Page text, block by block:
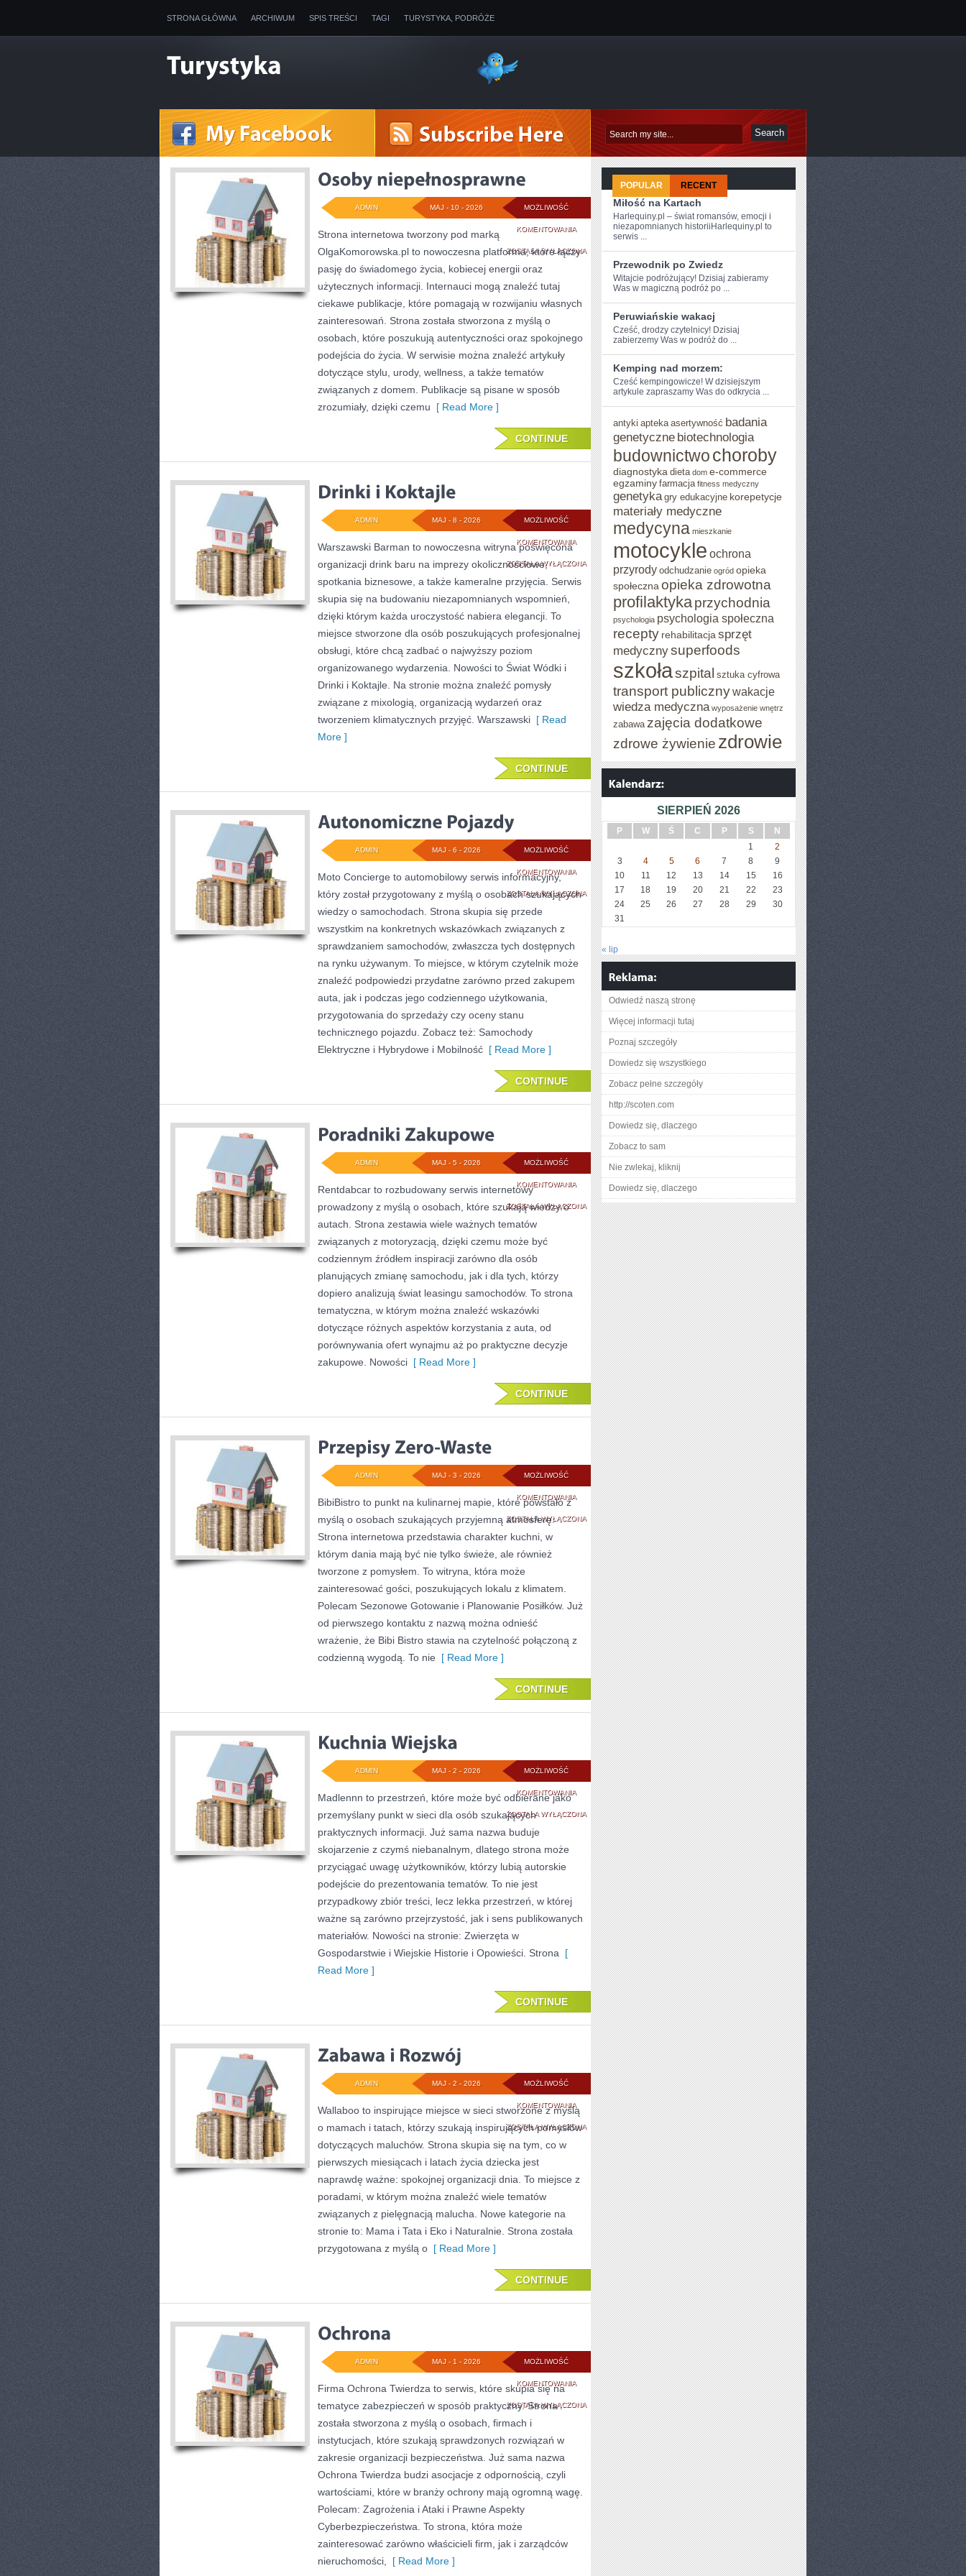
STRONA GŁÓWNA ARCHIWUM SPIS TREŚCI TAGI TURYSTYKA, PODRÓŻE
MOŻLIWOŚĆ
KOMENTOWANIAOSOBY
NIEPEŁNOSPRAWNE
ZOSTAŁA WYŁĄCZONA
MAJ - 10 - 2026
ADMIN
Strona internetowa tworzony pod marką
OlgaKomorowska.pl to nowoczesna platforma, które łączy
pasję do świadomego życia, kobiecej energii oraz
użytecznych informacji. Internauci mogą znaleźć tutaj
ciekawe publikacje, które pomagają w rozwijaniu własnych
zainteresowań. Strona została stworzona z myślą o
osobach, które poszukują autentyczności oraz spokojnego
podejścia do życia. W serwisie można znaleźć artykuły
dotyczące stylu, urody, wellness, a także tematów
związanych z domem. Publikacje są pisane w sposób
zrozumiały, dzięki czemu [ Read More ]
CONTINUE
MOŻLIWOŚĆ
KOMENTOWANIADRINKI
I
KOKTAJLE
ZOSTAŁA WYŁĄCZONA
MAJ - 8 - 2026
ADMIN
Warszawski Barman to nowoczesna witryna poświęcona
organizacji drink baru na imprezy okolicznościowe,
spotkania biznesowe, a także kameralne przyjęcia. Serwis
skupia się na budowaniu niezapomnianych wspomnień,
dzięki którym każda uroczystość nabiera elegancji. To
miejsce stworzone dla osób poszukujących profesjonalnej
obsługi, które chcą zadbać o najwyższy poziom
organizowanego wydarzenia. Nowości to Świat Wódki i
Drinki i Koktajle. Na stronie można znaleźć pomysły
związane z mixologią, organizacją wydarzeń oraz
tworzeniem klimatycznych przyjęć. Warszawski [ Read
More ]
CONTINUE
MOŻLIWOŚĆ
KOMENTOWANIAAUTONOMICZNE
POJAZDY
ZOSTAŁA WYŁĄCZONA
MAJ - 6 - 2026
ADMIN
Moto Concierge to automobilowy serwis informacyjny,
który został przygotowany z myślą o osobach szukających
wiedzy o samochodach. Strona skupia się przede
wszystkim na konkretnych wskazówkach związanych z
sprawdzaniem samochodów, zwłaszcza tych dostępnych
na rynku używanym. To miejsce, w którym czytelnik może
znaleźć podpowiedzi przydatne zarówno przed zakupem
auta, jak i podczas jego codziennego użytkowania,
przygotowania do sprzedaży czy oceny stanu
technicznego pojazdu. Zobacz też: Samochody
Elektryczne i Hybrydowe i Mobilność [ Read More ]
CONTINUE
MOŻLIWOŚĆ
KOMENTOWANIAPORADNIKI
ZAKUPOWE
ZOSTAŁA WYŁĄCZONA
MAJ - 5 - 2026
ADMIN
Rentdabcar to rozbudowany serwis internetowy
prowadzony z myślą o osobach, które szukają wiedzy o
autach. Strona zestawia wiele ważnych tematów
związanych z motoryzacją, dzięki czemu może być
codziennym źródłem inspiracji zarówno dla osób
planujących zmianę samochodu, jak i dla tych, którzy
dopiero analizują świat leasingu samochodów. To strona
tematyczna, w którym można znaleźć wskazówki
dotyczące różnych aspektów korzystania z auta, od
porównywania ofert wynajmu aż po praktyczne decyzje
zakupowe. Nowości [ Read More ]
CONTINUE
MOŻLIWOŚĆ
KOMENTOWANIAPRZEPISY
ZERO-
WASTE
ZOSTAŁA WYŁĄCZONA
MAJ - 3 - 2026
ADMIN
BibiBistro to punkt na kulinarnej mapie, które powstało z
myślą o osobach szukających przyjemną atmosferę.
Strona internetowa przedstawia charakter kuchni, w
którym dania mają być nie tylko świeże, ale również
tworzone z pomysłem. To witryna, która może
zainteresować gości, poszukujących lokalu z klimatem.
Polecam Sezonowe Gotowanie i Planowanie Posiłków. Już
od pierwszego kontaktu z nazwą można odnieść
wrażenie, że Bibi Bistro stawia na czytelność połączoną z
codzienną wygodą. To nie [ Read More ]
CONTINUE
MOŻLIWOŚĆ
KOMENTOWANIAKUCHNIA
WIEJSKA
ZOSTAŁA WYŁĄCZONA
MAJ - 2 - 2026
ADMIN
Madlennn to przestrzeń, które może być odbierane jako
przemyślany punkt w sieci dla osób szukających
praktycznych informacji. Już sama nazwa buduje
skojarzenie z czymś niebanalnym, dlatego strona może
przyciągać uwagę użytkowników, którzy lubią autorskie
podejście do prezentowania tematów. To nie jest
przypadkowy zbiór treści, lecz lekka przestrzeń, w której
ważne są zarówno przejrzystość, jak i sens publikowanych
materiałów. Nowości na stronie: Zwierzęta w
Gospodarstwie i Wiejskie Historie i Opowieści. Strona [
Read More ]
CONTINUE
MOŻLIWOŚĆ
KOMENTOWANIAZABAWA
I
ROZWÓJ
ZOSTAŁA WYŁĄCZONA
MAJ - 2 - 2026
ADMIN
Wallaboo to inspirujące miejsce w sieci stworzone z myślą
o mamach i tatach, którzy szukają inspirujących pomysłów
dotyczących maluchów. Strona skupia się na tym, co w
pierwszych miesiącach i latach życia dziecka jest
naprawdę ważne: spokojnej organizacji dnia. To miejsce z
poradami, w którym można znaleźć wiele tematów
związanych z pielęgnacją malucha. Nowe kategorie na
stronie to: Mama i Tata i Eko i Naturalnie. Strona została
przygotowana z myślą o [ Read More ]
CONTINUE
MOŻLIWOŚĆ
KOMENTOWANIAOCHRONA
ZOSTAŁA WYŁĄCZONA
MAJ - 1 - 2026
ADMIN
Firma Ochrona Twierdza to serwis, które skupia się na
tematyce zabezpieczeń w sposób praktyczny. Strona
została stworzona z myślą o osobach, firmach i
instytucjach, które szukają sprawdzonych rozwiązań w
zakresie organizacji bezpieczeństwa. Już sama nazwa
Ochrona Twierdza budzi asocjacje z odpornością, czyli
wartościami, które w branży ochrony mają ogromną wagę.
Polecam: Zagrożenia i Ataki i Prawne Aspekty
Cyberbezpieczeństwa. To strona, która może
zainteresować zarówno właścicieli firm, jak i zarządców
nieruchomości,
[ Read More ]
POPULAR RECENT
Miłość na Kartach
Harlequiny.pl – świat romansów, emocji i
niezapomnianych historiiHarlequiny.pl to
serwis ...
Przewodnik po Zwiedz
Witajcie podróżujący! ‍Dzisiaj ⁣zabieramy
Was w magiczną podróż po ...
Peruwiańskie wakacj
Cześć, ⁢drodzy czytelnicy! Dzisiaj⁢
zabierzemy Was w podróż do‌ ...
Kemping nad morzem:
Cześć kempingowicze! W dzisiejszym
artykule zapraszamy‌ Was do odkrycia‍ ...
antyki apteka asertywność badania
genetyczne biotechnologia
budownictwochoroby
diagnostyka dieta dom e-commerce
egzaminy farmacja fitness medyczny
genetyka gry edukacyjne korepetycje
materiały medyczne
medycyna mieszkanie
motocykle ochrona
przyrody odchudzanie ogród opieka
społeczna opieka zdrowotna
profilaktykaprzychodnia
psychologia psychologia społeczna
recepty rehabilitacja sprzęt
medycznysuperfoods
szkołaszpital sztuka cyfrowa
transport publicznywakacje
wiedza medyczna wyposażenie wnętrz
zabawa zajęcia dodatkowe
zdrowe żywienie zdrowie
SIERPIEŃ 2026
P W Ś C P S
N
1
2
3
4 5 6 7 8
9
10
11 12 13 14 15
16
17
18 19 20 21 22
23
24
25 26 27 28 29
30
31
« lip
Odwiedź naszą stronę
Więcej informacji tutaj
Poznaj szczegóły
Dowiedz się wszystkiego
Zobacz pełne szczegóły
http://scoten.com
Dowiedz się, dlaczego
Zobacz to sam
Nie zwlekaj, kliknij
Dowiedz się, dlaczego